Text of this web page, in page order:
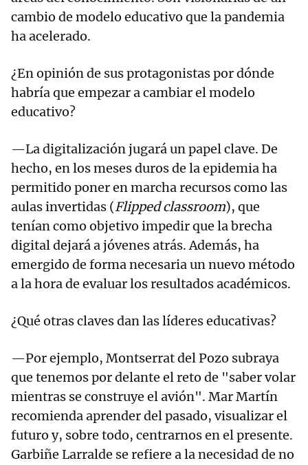
cambio de modelo educativo que la pandemia
ha acelerado.
¿En opinión de sus protagonistas por dónde
habría que empezar a cambiar el modelo
educativo?
—La digitalización jugará un papel clave. De
hecho, en los meses duros de la epidemia ha
permitido poner en marcha recursos como las
aulas invertidas (Flipped classroom), que
tenían como objetivo impedir que la brecha
digital dejará a jóvenes atrás. Además, ha
emergido de forma necesaria un nuevo método
a la hora de evaluar los resultados académicos.
¿Qué otras claves dan las líderes educativas?
—Por ejemplo, Montserrat del Pozo subraya
que tenemos por delante el reto de "saber volar
mientras se construye el avión". Mar Martín
recomienda aprender del pasado, visualizar el
futuro y, sobre todo, centrarnos en el presente.
Garbiñe Larralde se refiere a la necesidad de no